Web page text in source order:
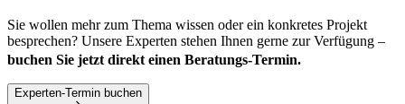
Sie wollen mehr zum Thema wissen oder ein konkretes Projekt
besprechen? Unsere Experten stehen Ihnen gerne zur Verfügung –
buchen Sie jetzt direkt einen Beratungs-Termin.
Experten-Termin buchen